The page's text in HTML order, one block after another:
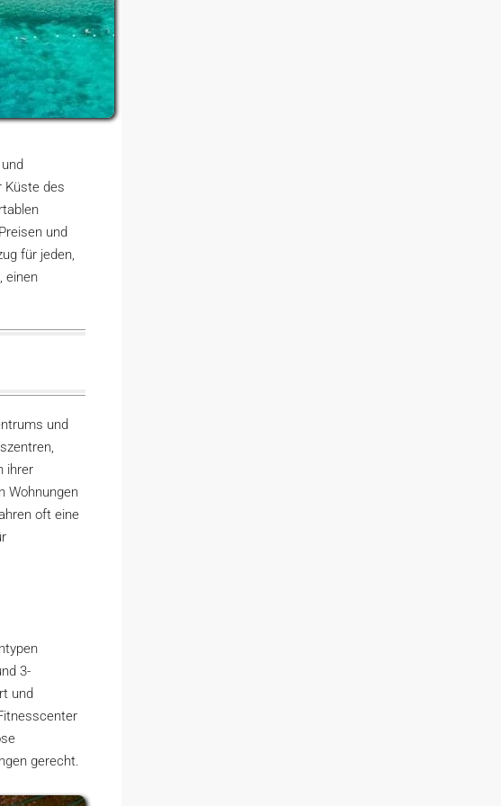
Küste des
und
für jeden,
einen
und
ihrer
Wohnungen
oft eine
3-
und
gerecht.